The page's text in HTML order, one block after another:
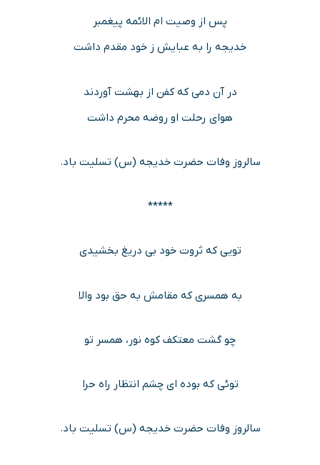
پس از وصیت ام الائمه پیغمبر
خدیجه را به عبایش ز خود مقدم داشت
در آن دمی که کفن از بهشت آوردند
هوای رحلت او روضه محرم داشت
سالروز وفات حضرت خدیجه (س) تسلیت باد.
*****
تویی که ثروت خود بی دریغ بخشیدی
به همسری که مقامش به حق بود والا
چو گشت معتکف کوه نور، همسر تو
توئی که بوده ای چشم انتظار راه حرا
سالروز وفات حضرت خدیجه (س) تسلیت باد.